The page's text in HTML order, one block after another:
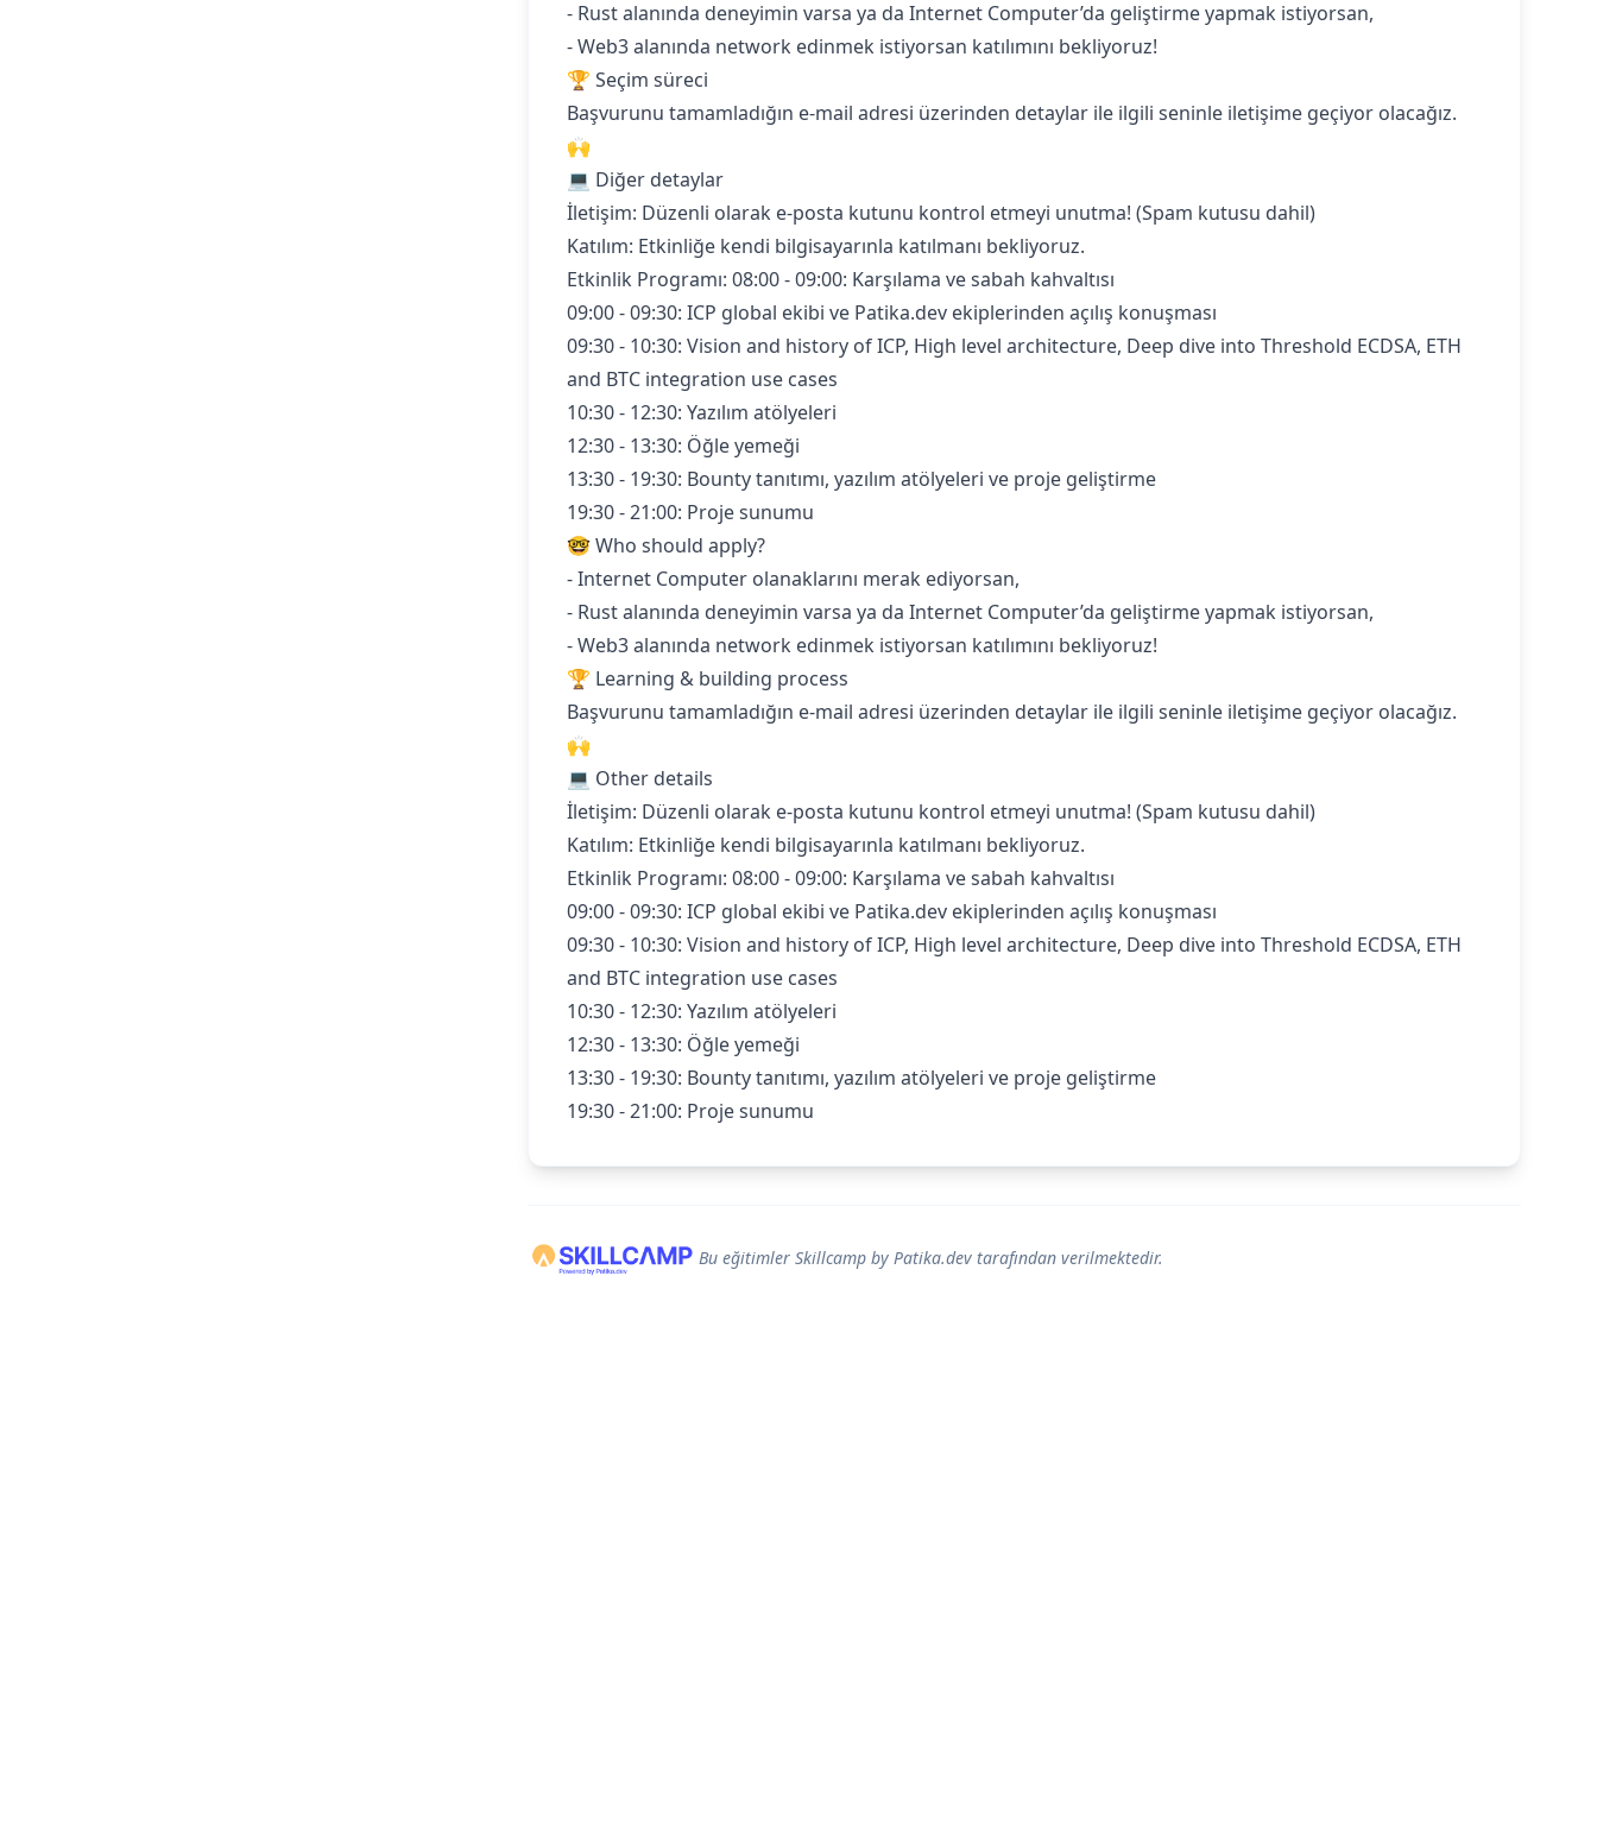
- Rust alanında deneyimin varsa ya da Internet Computer’da geliştirme yapmak istiyorsan,
- Web3 alanında network edinmek istiyorsan katılımını bekliyoruz!
🏆 Seçim süreci
Başvurunu tamamladığın e-mail adresi üzerinden detaylar ile ilgili seninle iletişime geçiyor olacağız.
🙌
💻 Diğer detaylar
İletişim: Düzenli olarak e-posta kutunu kontrol etmeyi unutma! (Spam kutusu dahil)
Katılım: Etkinliğe kendi bilgisayarınla katılmanı bekliyoruz.
Etkinlik Programı: 08:00 - 09:00: Karşılama ve sabah kahvaltısı
​09:00 - 09:30: ICP global ekibi ve Patika.dev ekiplerinden açılış konuşması
​09:30 - 10:30: Vision and history of ICP, High level architecture, Deep dive into Threshold ECDSA, ETH
and BTC integration use cases
​10:30 - 12:30: Yazılım atölyeleri
​12:30 - 13:30: Öğle yemeği
​13:30 - 19:30: Bounty tanıtımı, yazılım atölyeleri ve proje geliştirme
​19:30 - 21:00: Proje sunumu
🤓 Who should apply?
- Internet Computer olanaklarını merak ediyorsan,
- Rust alanında deneyimin varsa ya da Internet Computer’da geliştirme yapmak istiyorsan,
- Web3 alanında network edinmek istiyorsan katılımını bekliyoruz!
🏆 Learning & building process
Başvurunu tamamladığın e-mail adresi üzerinden detaylar ile ilgili seninle iletişime geçiyor olacağız.
🙌
💻 Other details
İletişim: Düzenli olarak e-posta kutunu kontrol etmeyi unutma! (Spam kutusu dahil)
Katılım: Etkinliğe kendi bilgisayarınla katılmanı bekliyoruz.
Etkinlik Programı: 08:00 - 09:00: Karşılama ve sabah kahvaltısı
​09:00 - 09:30: ICP global ekibi ve Patika.dev ekiplerinden açılış konuşması
​09:30 - 10:30: Vision and history of ICP, High level architecture, Deep dive into Threshold ECDSA, ETH
and BTC integration use cases
​10:30 - 12:30: Yazılım atölyeleri
​12:30 - 13:30: Öğle yemeği
​13:30 - 19:30: Bounty tanıtımı, yazılım atölyeleri ve proje geliştirme
​19:30 - 21:00: Proje sunumu
Bu eğitimler Skillcamp by Patika.dev tarafından verilmektedir.